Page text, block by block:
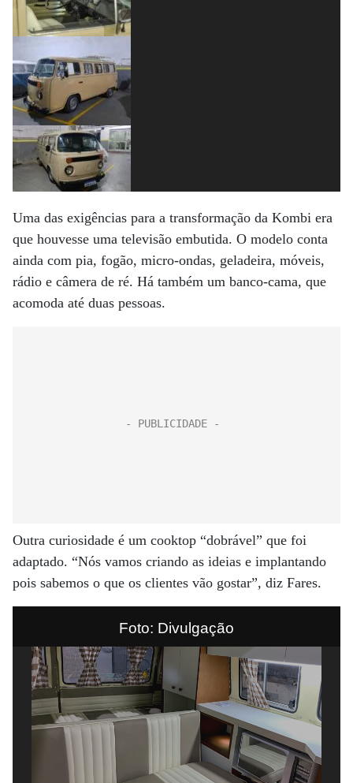
Uma das exigências para a transformação da Kombi era
que houvesse uma televisão embutida. O modelo conta
ainda com pia, fogão, micro-ondas, geladeira, móveis,
rádio e câmera de ré. Há também um banco-cama, que
acomoda até duas pessoas.
Outra curiosidade é um cooktop “dobrável” que foi
adaptado. “Nós vamos criando as ideias e implantando
pois sabemos o que os clientes vão gostar”, diz Fares.
Foto: Divulgação